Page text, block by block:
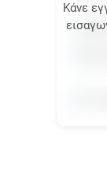
Κάνε